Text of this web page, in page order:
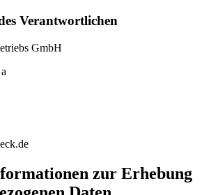
Verantwortlichen
GmbH
zur Erhebung